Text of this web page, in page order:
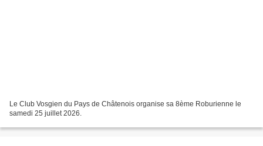
Le Club Vosgien du Pays de Châtenois organise sa 8ème Roburienne le
samedi 25 juillet 2026.